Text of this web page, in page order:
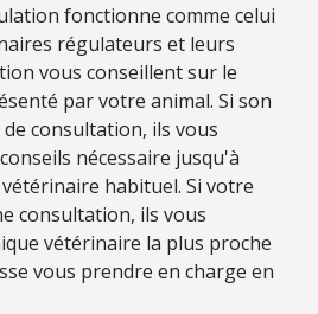
fonctionne comme celui
régulateurs et leurs
vous conseillent sur le
par votre animal. Si son
consultation, ils vous
nécessaire jusqu'à
habituel. Si votre
consultation, ils vous
vétérinaire la plus proche
vous prendre en charge en